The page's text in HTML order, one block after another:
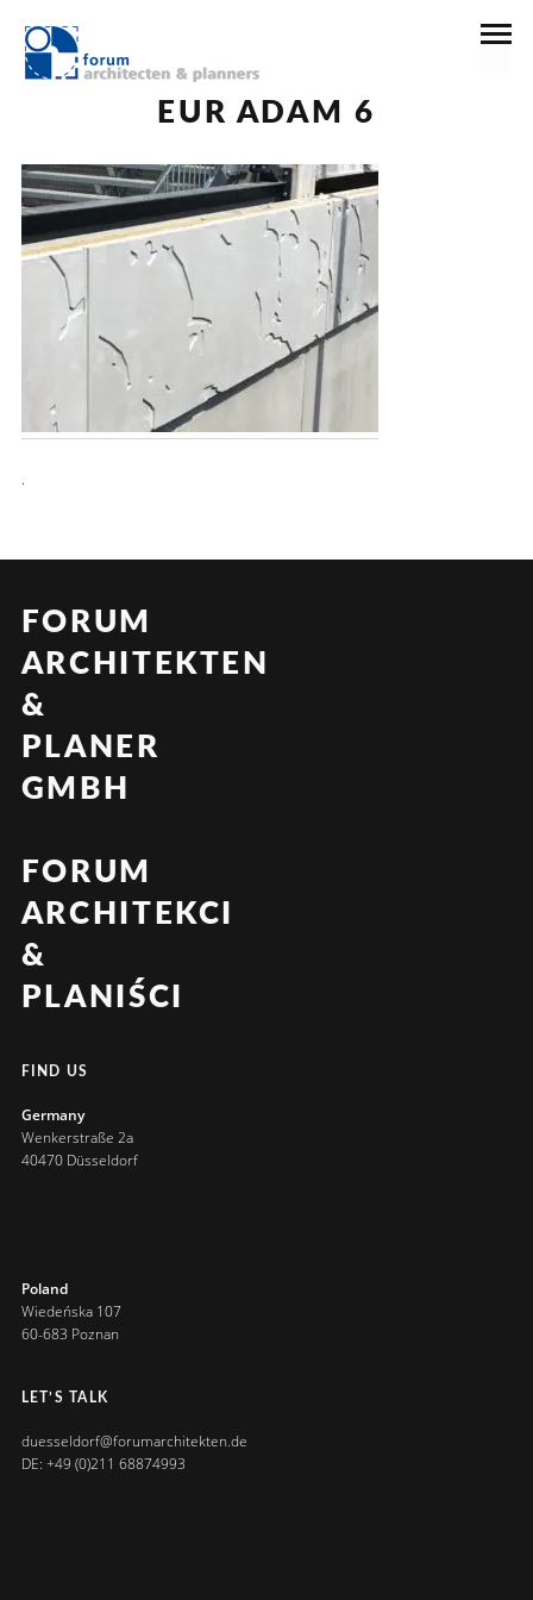
EUR ADAM 6
.
FORUM
ARCHITEKTEN
&
PLANER
GMBH
FORUM
ARCHITEKCI
&
PLANIŚCI
FIND US
Germany
Wenkerstraße 2a
40470 Düsseldorf
Poland
Wiedeńska 107
60-683 Poznan
LET’S TALK
duesseldorf@forumarchitekten.de
DE: +49 (0)211 68874993